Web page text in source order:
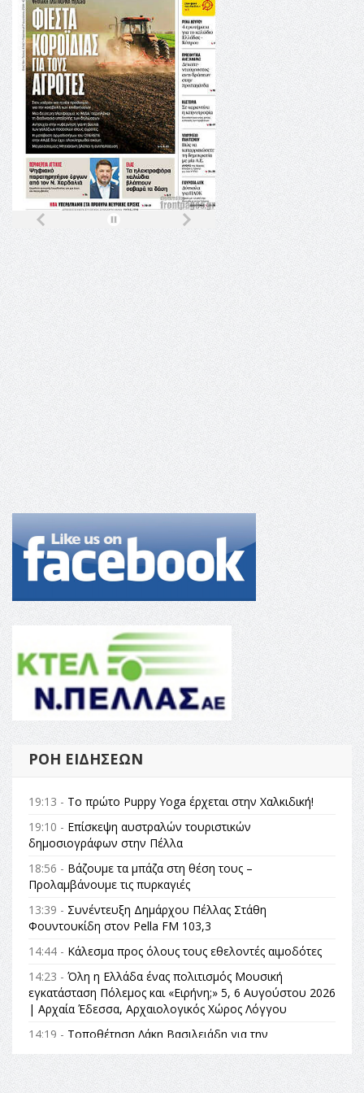
ΡΟΉ ΕΙΔΉΣΕΩΝ
19:13 - Το πρώτο Puppy Yoga έρχεται στην Χαλκιδική!
19:10 - Επίσκεψη αυστραλών τουριστικών
δημοσιογράφων στην Πέλλα
18:56 - Βάζουμε τα μπάζα στη θέση τους –
Προλαμβάνουμε τις πυρκαγιές
13:39 - Συνέντευξη Δημάρχου Πέλλας Στάθη
Φουντουκίδη στον Pella FM 103,3
14:44 - Κάλεσμα προς όλους τους εθελοντές αιμοδότες
14:23 - Όλη η Ελλάδα ένας πολιτισμός Μουσική
εγκατάσταση Πόλεμος και «Ειρήνη;» 5, 6 Αυγούστου 2026
| Αρχαία Έδεσσα, Αρχαιολογικός Χώρος Λόγγου
14:19 - Τοποθέτηση Λάκη Βασιλειάδη για την
Αναθεώρηση του Συντάγματος: «Σε τέτοιες κορυφαίες
θεσμικές διαδικασίες υπάρχει μόνο η ευθύνη απέναντι
στις επόμενες γενιές»